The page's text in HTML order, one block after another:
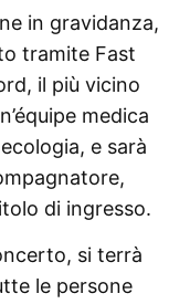
in gravidanza,
tramite Fast
il più vicino
medica
e sarà
di ingresso.
si terrà
le persone